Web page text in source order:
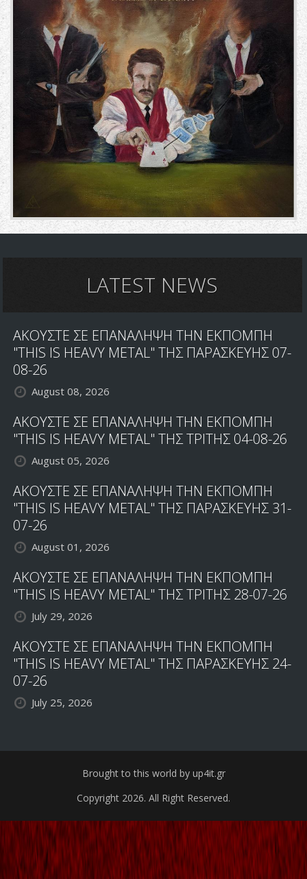
LATEST NEWS
ΑΚΟΥΣΤΕ ΣΕ ΕΠΑΝΑΛΗΨΗ ΤΗΝ ΕΚΠΟΜΠΗ
"THIS IS HEAVY METAL" ΤΗΣ ΠΑΡΑΣΚΕΥΗΣ 07-
08-26
August 08, 2026
ΑΚΟΥΣΤΕ ΣΕ ΕΠΑΝΑΛΗΨΗ ΤΗΝ ΕΚΠΟΜΠΗ
"THIS IS HEAVY METAL" ΤΗΣ ΤΡΙΤΗΣ 04-08-26
August 05, 2026
ΑΚΟΥΣΤΕ ΣΕ ΕΠΑΝΑΛΗΨΗ ΤΗΝ ΕΚΠΟΜΠΗ
"THIS IS HEAVY METAL" ΤΗΣ ΠΑΡΑΣΚΕΥΗΣ 31-
07-26
August 01, 2026
ΑΚΟΥΣΤΕ ΣΕ ΕΠΑΝΑΛΗΨΗ ΤΗΝ ΕΚΠΟΜΠΗ
"THIS IS HEAVY METAL" ΤΗΣ ΤΡΙΤΗΣ 28-07-26
July 29, 2026
ΑΚΟΥΣΤΕ ΣΕ ΕΠΑΝΑΛΗΨΗ ΤΗΝ ΕΚΠΟΜΠΗ
"THIS IS HEAVY METAL" ΤΗΣ ΠΑΡΑΣΚΕΥΗΣ 24-
07-26
July 25, 2026
Brought to this world by up4it.gr
Copyright 2026. All Right Reserved.